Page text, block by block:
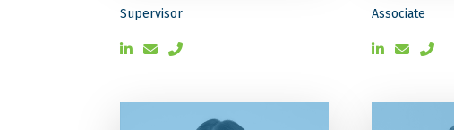
Supervisor Associate